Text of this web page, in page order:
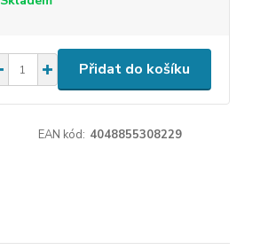
Přidat do košíku
EAN kód: 4048855308229